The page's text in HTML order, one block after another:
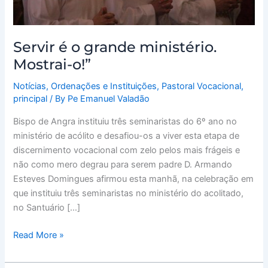
Servir é o grande ministério.
Mostrai-o!”
Notícias,Ordenações e Instituições, Pastoral Vocacional,
principal / By Pe Emanuel Valadão
Bispo de Angra instituiu três seminaristas do 6º ano no
ministério de acólito e desafiou-os a viver esta etapa de
discernimento vocacional com zelo pelos mais frágeis e
não como mero degrau para serem padre D. Armando
Esteves Domingues afirmou esta manhã, na celebração em
que instituiu três seminaristas no ministério do acolitado,
no Santuário […]
Read More »